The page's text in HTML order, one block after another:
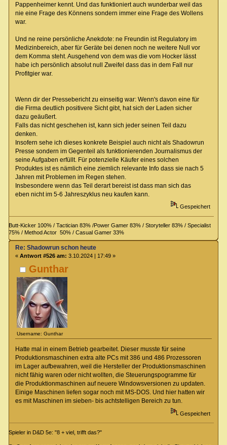
Pappenheimer kennt. Und das funktioniert auch wunderbar weil das
nie eine Frage des Könnens sondern immer eine Frage des Wollens
war.
Und ne reine persönliche Anekdote: ne Freundin ist Regulatory im
Medizinbereich, aber für Geräte bei denen noch ne weitere Null vor
dem Komma steht. Ausgehend von dem was die vom Hocker lässt
habe ich persönlich absolut null Zweifel dass das in dem Fall nur
Profitgier war.
Wenn dir der Pressebericht zu einseitig war: Wenn's davon eine für
die Firma deutlich positivere Sicht gibt, hat sich der Laden sicher
dazu geäußert.
Falls das nicht geschehen ist, kann sich jeder seinen Teil dazu
denken.
Insofern sehe ich dieses konkrete Beispiel auch nicht als Shadowrun
Presse sondern im Gegenteil als funktionierenden Journalismus der
seine Aufgaben erfüllt. Für potenzielle Käufer eines solchen
Produktes ist es nämlich eine ziemlich relevante Info dass sie nach 5
Jahren mit Problemen im Regen stehen.
Insbesondere wenn das Teil derart bereist ist dass man sich das
eben nicht im 5-6 Jahreszyklus neu kaufen kann.
Gespeichert
Butt-Kicker 100% / Tactician 83% /Power Gamer 83% / Storyteller 83% / Specialist
75% / Method Actor 50% / Casual Gamer 33%
Gunthar
Username: Gunthar
Re: Shadowrun schon heute
« Antwort #526 am: 3.10.2024 | 17:49 »
Hatte mal in einem Betrieb gearbeitet. Dieser musste für seine
Produktionsmaschinen extra alte PCs mit 386 und 486 Prozessoren
im Lager aufbewahren, weil die Hersteller der Produktionsmaschinen
nicht fähig waren oder nicht wollten, die Steuerungspogramme für
die Produktionmaschinen auf neuere Windowsversionen zu updaten.
Einige Maschinen liefen sogar noch mit MS-DOS. Und hier hatten wir
es mit Maschinen im sieben- bis achtstelligen Bereich zu tun.
Gespeichert
Spieler in D&D 5e: "8 + viel, trifft das?"